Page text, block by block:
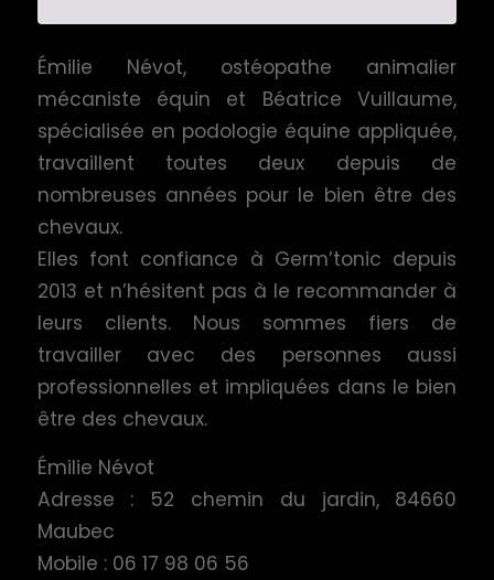
Émilie Névot, ostéopathe animalier
mécaniste équin et Béatrice Vuillaume,
spécialisée en podologie équine appliquée,
travaillent toutes deux depuis de
nombreuses années pour le bien être des
chevaux.
Elles font confiance à Germ’tonic depuis
2013 et n’hésitent pas à le recommander à
leurs clients. Nous sommes fiers de
travailler avec des personnes aussi
professionnelles et impliquées dans le bien
être des chevaux.
Émilie Névot
Adresse : 52 chemin du jardin, 84660
Maubec
Mobile : 06 17 98 06 56